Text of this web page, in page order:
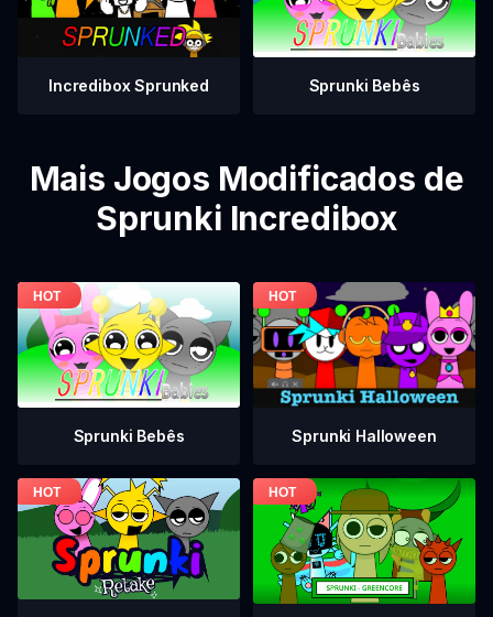
Incredibox Sprunked Sprunki Bebês
Mais Jogos Modificados de
Sprunki Incredibox
Sprunki Bebês Sprunki Halloween